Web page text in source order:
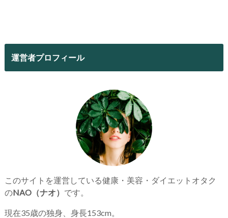
運営者プロフィール
このサイトを運営している健康・美容・ダイエットオタク
のNAO（ナオ） です。
現在35歳の独身、身長153cm。